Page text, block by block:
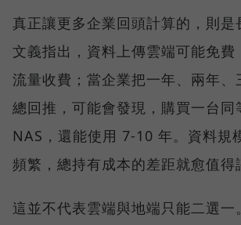
真正讓更多企業回頭計算的，則是
文義指出，資料上傳雲端可能免費
流量收費；當企業把一年、兩年、
總回推，可能會發現，購買一台同
NAS，還能使用 7-10 年。資料規
頻繁，總持有成本的差距就愈值得
這並不代表雲端與地端只能二選一